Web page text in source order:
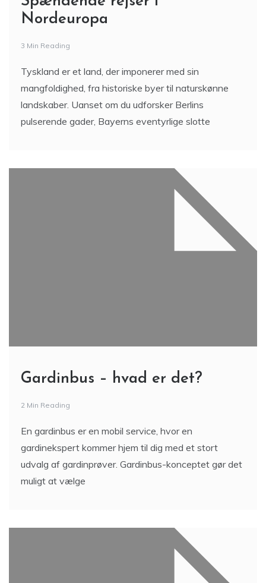
Nordeuropa
3 Min Reading
Tyskland er et land, der imponerer med sin
mangfoldighed, fra historiske byer til naturskønne
landskaber. Uanset om du udforsker Berlins
pulserende gader, Bayerns eventyrlige slotte
Gardinbus – hvad er det?
2 Min Reading
En gardinbus er en mobil service, hvor en
gardinekspert kommer hjem til dig med et stort
udvalg af gardinprøver. Gardinbus-konceptet gør det
muligt at vælge